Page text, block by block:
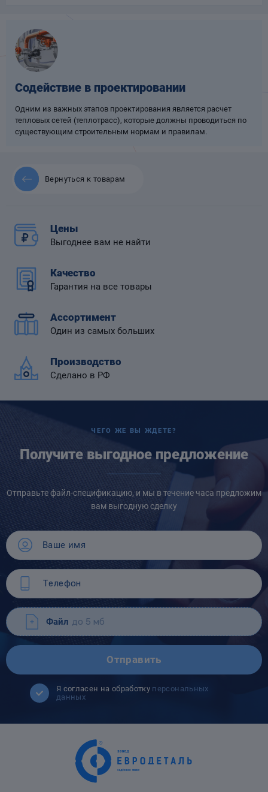
Содействие в проектировании
Одним из важных этапов проектирования является расчет
тепловых сетей (теплотрасс), которые должны проводиться по
существующим строительным нормам и правилам.
Вернуться к товарам
Цены
Выгоднее вам не найти
Качество
Гарантия на все товары
Ассортимент
Один из самых больших
Производство
Сделано в РФ
ЧЕГО ЖЕ ВЫ ЖДЕТЕ?
Получите выгодное предложение
Отправьте файл-спецификацию, и мы в течение часа предложим
вам выгодную сделку
Файл до 5 мб
Отправить
Я согласен на обработку персональных
данных